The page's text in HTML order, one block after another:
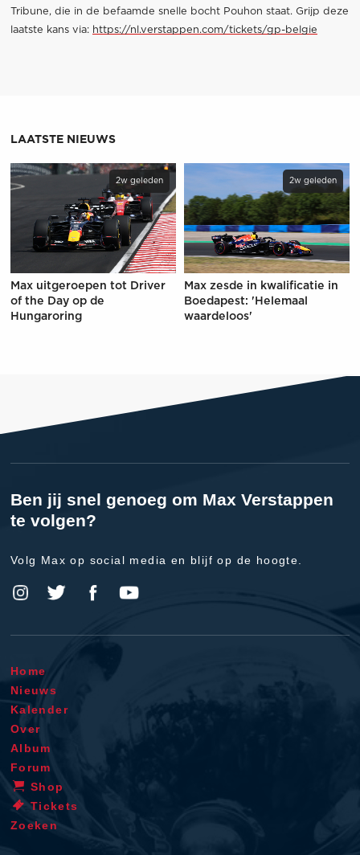
Tribune, die in de befaamde snelle bocht Pouhon staat. Grijp deze
laatste kans via: https://nl.verstappen.com/tickets/gp-belgie
LAATSTE NIEUWS
2w geleden
Max uitgeroepen tot Driver
of the Day op de
Hungaroring
2w geleden
Max zesde in kwalificatie in
Boedapest: 'Helemaal
waardeloos'
Ben jij snel genoeg om Max Verstappen
te volgen?
Volg Max op social media en blijf op de hoogte.
Home
Nieuws
Kalender
Over
Album
Forum
Shop
Tickets
Zoeken